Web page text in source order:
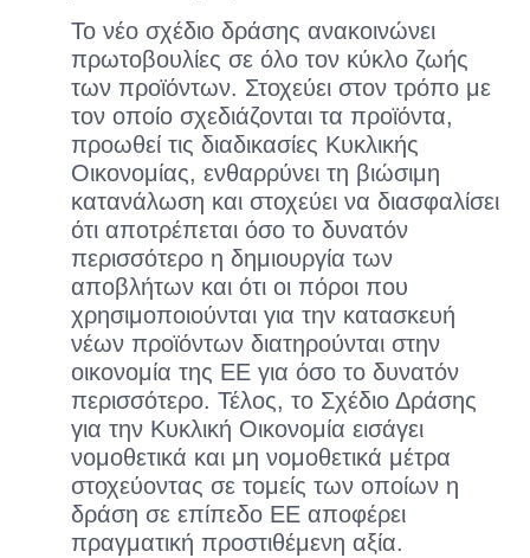
Το νέο σχέδιο δράσης ανακοινώνει
πρωτοβουλίες σε όλο τον κύκλο ζωής
των προϊόντων. Στοχεύει στον τρόπο με
τον οποίο σχεδιάζονται τα προϊόντα,
προωθεί τις διαδικασίες Κυκλικής
Οικονομίας, ενθαρρύνει τη βιώσιμη
κατανάλωση και στοχεύει να διασφαλίσει
ότι αποτρέπεται όσο το δυνατόν
περισσότερο η δημιουργία των
αποβλήτων και ότι οι πόροι που
χρησιμοποιούνται για την κατασκευή
νέων προϊόντων διατηρούνται στην
οικονομία της ΕΕ για όσο το δυνατόν
περισσότερο. Τέλος, το Σχέδιο Δράσης
για την Κυκλική Οικονομία εισάγει
νομοθετικά και μη νομοθετικά μέτρα
στοχεύοντας σε τομείς των οποίων η
δράση σε επίπεδο ΕΕ αποφέρει
πραγματική προστιθέμενη αξία.